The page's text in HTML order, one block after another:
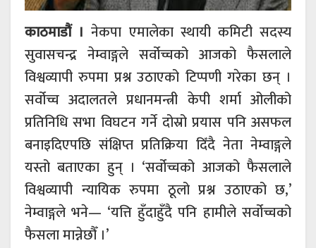
काठमाडौं ।नेकपा एमालेका स्थायी कमिटी सदस्य
सुवासचन्द्र नेम्वाङ्गले सर्वोच्चको आजको फैसलाले
विश्वव्यापी रुपमा प्रश्न उठाएको टिप्पणी गरेका छन् ।
सर्वोच्च अदालतले प्रधानमन्त्री केपी शर्मा ओलीको
प्रतिनिधि सभा विघटन गर्ने दोस्रो प्रयास पनि असफल
बनाइदिएपछि संक्षिप्त प्रतिक्रिया दिँदै नेता नेम्वाङ्गले
यस्तो बताएका हुन् । ‘सर्वोच्चको आजको फैसलाले
विश्वव्यापी न्यायिक रुपमा ठूलो प्रश्न उठाएको छ,’
नेम्वाङ्गले भने— ‘यत्ति हुँदाहुँदै पनि हामीले सर्वोच्चको
फैसला मान्नेछौँ ।’